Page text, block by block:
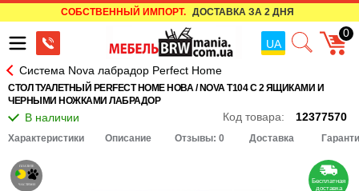
СОБСТВЕННЫЙ ИМПОРТ. ДОСТАВКА ЗА 2 ДНЯ
UA
0
Система Nova лабрадор Perfect Home
СТОЛ ТУАЛЕТНЫЙ PERFECT HOME НОВА / NOVA T104 С 2 ЯЩИКАМИ И
ЧЕРНЫМИ НОЖКАМИ ЛАБРАДОР
Код товара: 12377570
Характеристики Описание Отзывы: 0 Доставка